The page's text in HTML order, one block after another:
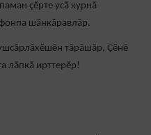
çӗрте усӑ курнă
шӑнкӑравлӑр.
тăрăшăр, Çӗнӗ
лӑпкӑ ирттерӗр!